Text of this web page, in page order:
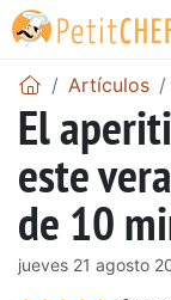
Artículos
El
este
de 10
jueves 21 agosto